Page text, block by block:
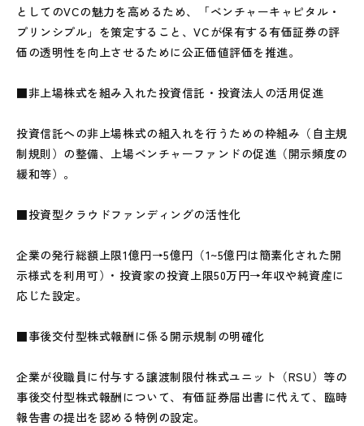
としてのVCの魅力を高めるため、「ベンチャーキャピタル・
プリンシプル」を策定すること、VCが保有する有価証券の評
価の透明性を向上させるために公正価値評価を推進。
■非上場株式を組み入れた投資信託・投資法人の活用促進
投資信託への非上場株式の組入れを行うための枠組み（自主規
制規則）の整備、上場ベンチャーファンドの促進（開示頻度の
緩和等）。
■投資型クラウドファンディングの活性化
企業の発行総額上限1億円→5億円（1~5億円は簡素化された開
示様式を利用可）• 投資家の投資上限50万円→年収や純資産に
応じた設定。
■事後交付型株式報酬に係る開示規制の明確化
企業が役職員に付与する譲渡制限付株式ユニット（RSU）等の
事後交付型株式報酬について、有価証券届出書に代えて、臨時
報告書の提出を認める特例の設定。